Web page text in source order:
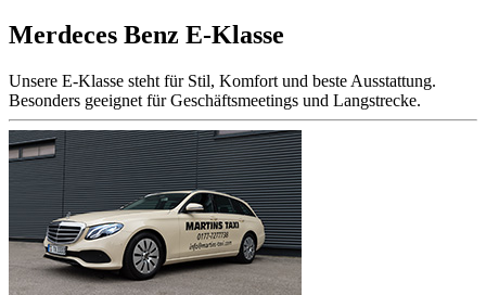
Merdeces Benz E-Klasse
Unsere E-Klasse steht für Stil, Komfort und beste Ausstattung.
Besonders geeignet für Geschäftsmeetings und Langstrecke.